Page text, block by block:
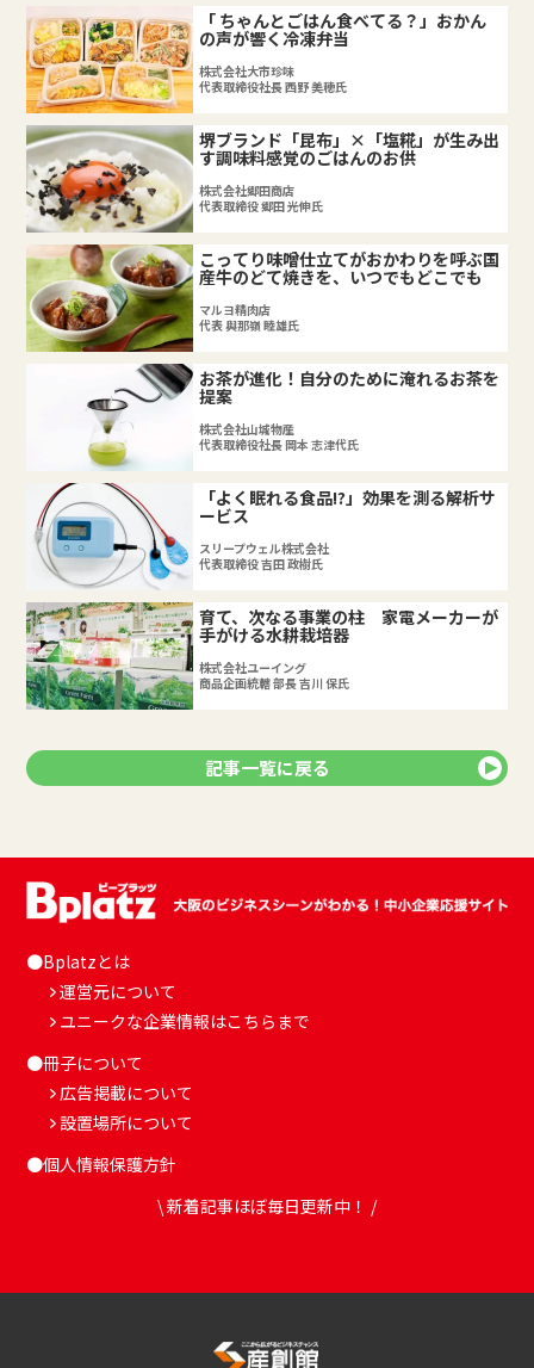
「 ちゃんとごはん食べてる？」おかん
の声が響く冷凍弁当
株式会社大市珍味
代表取締役社長 西野 美穂氏
堺ブランド「昆布」×「塩糀」が生み出
す調味料感覚のごはんのお供
株式会社郷田商店
代表取締役 郷田 光伸氏
こってり味噌仕立てがおかわりを呼ぶ国
産牛のどて焼きを、いつでもどこでも
マルヨ精肉店
代表 與那嶺 睦雄氏
お茶が進化！自分のために淹れるお茶を
提案
株式会社山城物産
代表取締役社長 岡本 志津代氏
「よく眠れる食品!?」効果を測る解析サ
ービス
スリープウェル株式会社
代表取締役 吉田 政樹氏
育て、次なる事業の柱 家電メーカーが
手がける水耕栽培器
株式会社ユーイング
商品企画統轄 部長 吉川 保氏
記事一覧に戻る
●Bplatzとは
運営元について
ユニークな企業情報はこちらまで
●冊子について
広告掲載について
設置場所について
●個人情報保護方針
\ 新着記事ほぼ毎日更新中！ /